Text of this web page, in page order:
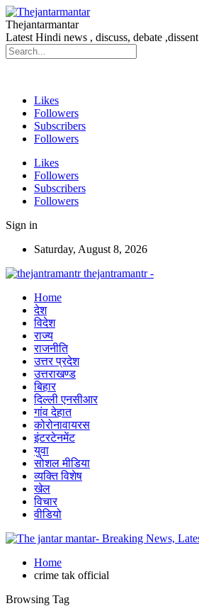
Thejantarmantar
Latest Hindi news , discuss, debate ,dissent
Likes
Followers
Subscribers
Followers
Likes
Followers
Subscribers
Followers
Sign in
Saturday, August 8, 2026
thejantramantr -
Home
देश
विदेश
राज्य
राजनीति
उत्तर प्रदेश
उत्तराखण्ड
बिहार
दिल्ली एनसीआर
गांव देहात
कोरोनावायरस
इंटरटेनमेंट
युवा
सोशल मीडिया
व्यक्ति विशेष
खेल
विचार
वीडियो
Home
crime tak official
Browsing Tag